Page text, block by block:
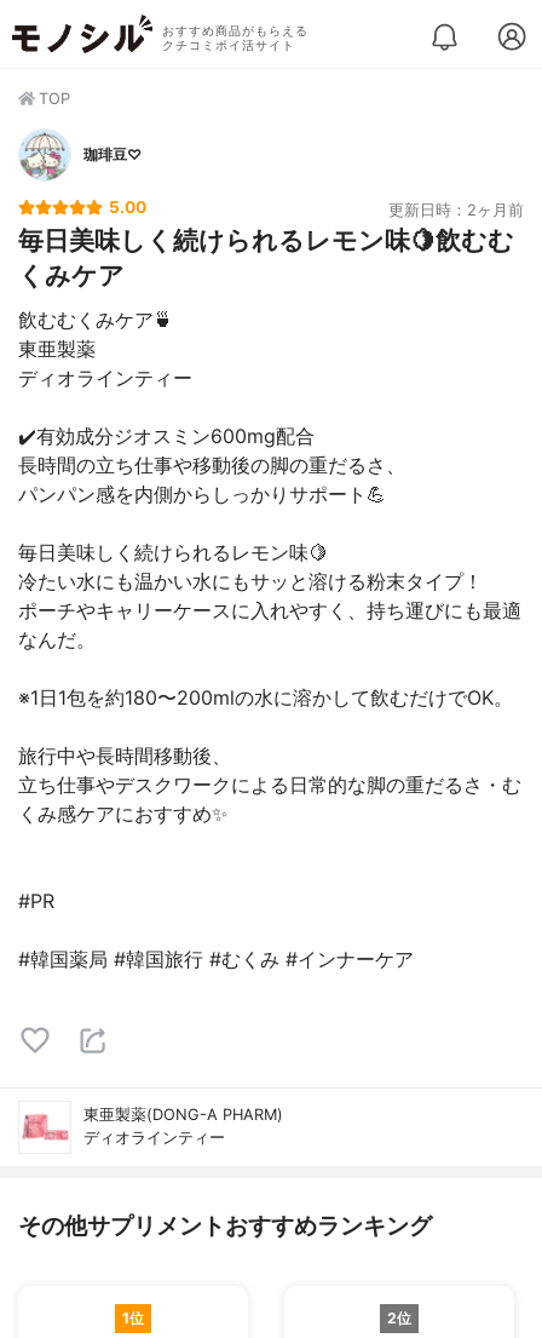
おすすめ商品がもらえる
クチコミポイ活サイト
TOP
珈琲豆♡
5.00 更新日時：2ヶ月前
毎日美味しく続けられるレモン味🍋飲むむ
くみケア
飲むむくみケア🍵
東亜製薬
ディオラインティー
✔️有効成分ジオスミン600mg配合
長時間の立ち仕事や移動後の脚の重だるさ、
パンパン感を内側からしっかりサポート💪
毎日美味しく続けられるレモン味🍋
冷たい水にも温かい水にもサッと溶ける粉末タイプ！
ポーチやキャリーケースに入れやすく、持ち運びにも最適
なんだ。
※1日1包を約180〜200mlの水に溶かして飲むだけでOK。
旅行中や長時間移動後、
立ち仕事やデスクワークによる日常的な脚の重だるさ・む
くみ感ケアにおすすめ✨
#PR
#韓国薬局 #韓国旅行 #むくみ #インナーケア
東亜製薬(DONG-A PHARM)
ディオラインティー
その他サプリメントおすすめランキング
1位 2位